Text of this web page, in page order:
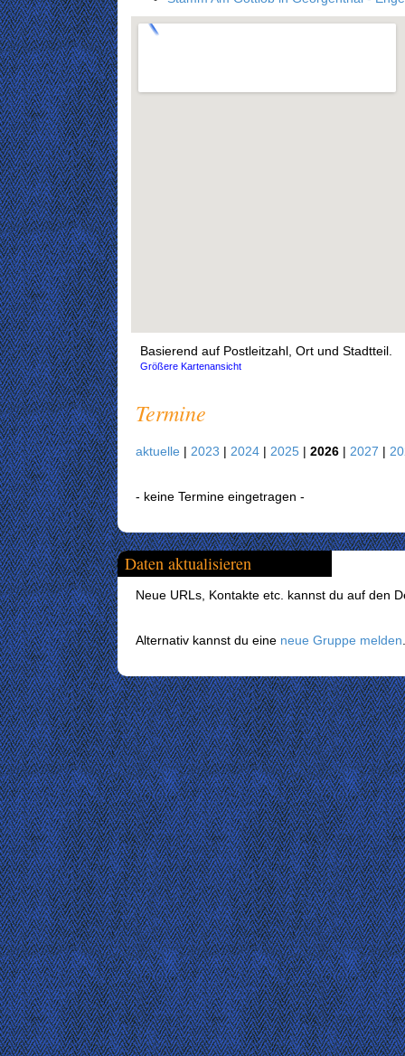
Basierend auf Postleitzahl, Ort und Stadtteil.
Größere Kartenansicht
Termine
aktuelle | 2023 | 2024 | 2025 | 2026 | 2027 |
- keine Termine eingetragen -
Daten aktualisieren
Neue URLs, Kontakte etc. kannst du auf den
Alternativ kannst du eine neue Gruppe melden